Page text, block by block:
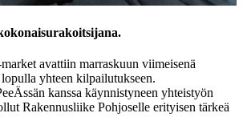
avattiin marraskuun viimeisenä
yhteen kilpailutukseen.
kanssa käynnistyneen yhteistyön
Rakennusliike Pohjoselle erityisen tärkeä